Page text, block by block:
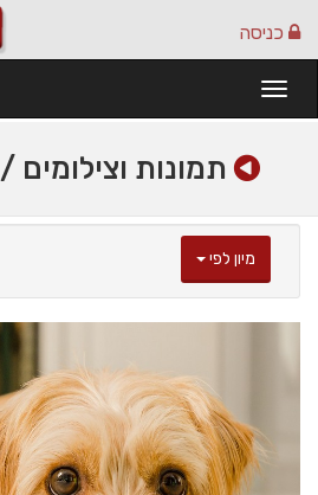
כניסה
תמונות וצילומים /
מיון לפי